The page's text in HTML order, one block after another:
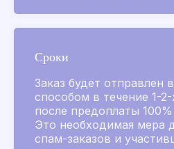
Сроки
Заказ будет отправлен
способом в течение 1-
после предоплаты 100%
Это необходимая мера
спам-заказов и
Золотые флаконы
Коллекции ароматов
Аксессуары
Для лица и тела
Для дома и мыло